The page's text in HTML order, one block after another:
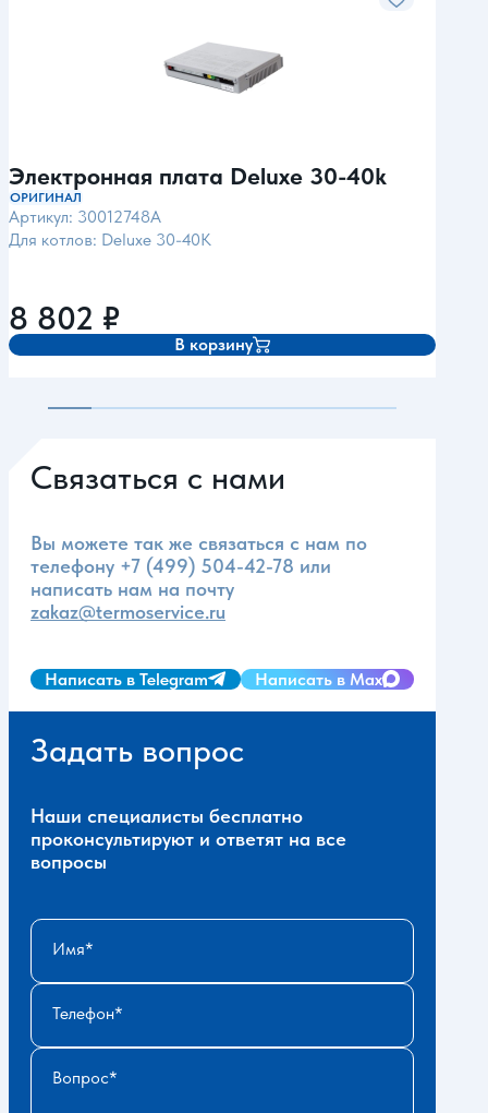
Электронная плата Deluxe 30-40k
ОРИГИНАЛ
Артикул: 30012748A
Для котлов: Deluxe 30-40K
8 802 ₽
В корзину
Связаться с нами
Вы можете так же связаться с нам по
телефону +7 (499) 504-42-78 или
написать нам на почту
zakaz@termoservice.ru
Написать в Telegram Написать в Max
Задать вопрос
Наши специалисты бесплатно
проконсультируют и ответят на все
вопросы
Имя
Телефон
Вопрос